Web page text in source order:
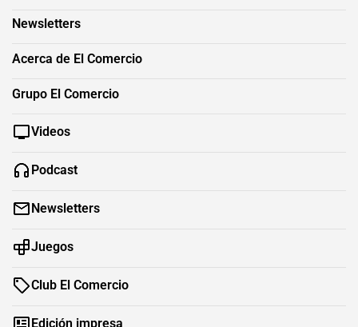
Newsletters
Acerca de El Comercio
Grupo El Comercio
Videos
Podcast
Newsletters
Juegos
Club El Comercio
Edición impresa